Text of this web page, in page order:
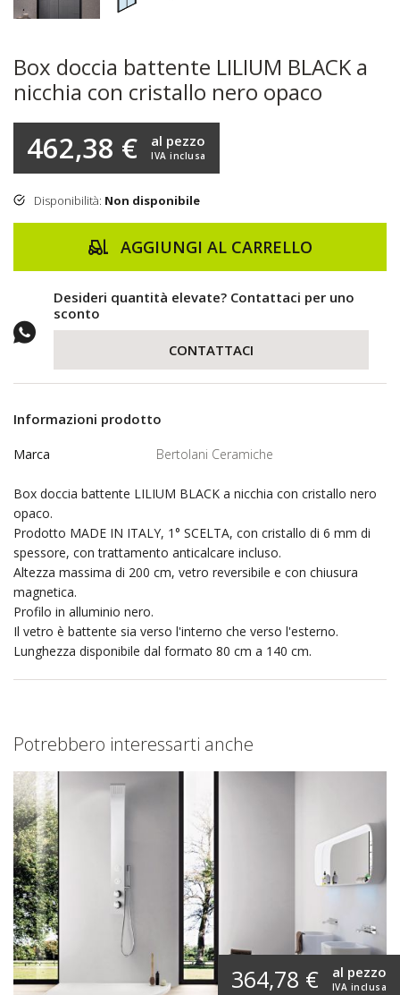
Box doccia battente LILIUM BLACK a
nicchia con cristallo nero opaco
462,38 € IVA inclusa
al pezzo
Disponibilità: Non disponibile
AGGIUNGI AL CARRELLO
Desideri quantità elevate? Contattaci per uno
sconto
CONTATTACI
Informazioni prodotto
Marca Bertolani Ceramiche
Box doccia battente LILIUM BLACK a nicchia con cristallo nero
opaco.
Prodotto MADE IN ITALY, 1° SCELTA, con cristallo di 6 mm di
spessore, con trattamento anticalcare incluso.
Altezza massima di 200 cm, vetro reversibile e con chiusura
magnetica.
Profilo in alluminio nero.
Il vetro è battente sia verso l'interno che verso l'esterno.
Lunghezza disponibile dal formato 80 cm a 140 cm.
Potrebbero interessarti anche
364,78 € IVA inclusa
al pezzo